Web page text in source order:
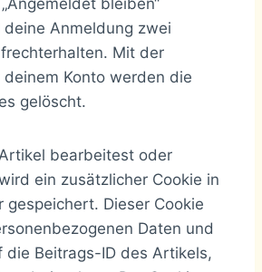
bleiben“
Anmeldung zwei
Mit der
Konto werden die
gelöscht.
bearbeitest oder
ein zusätzlicher Cookie in
gespeichert. Dieser Cookie
Daten und
die Beitrags-ID des Artikels,